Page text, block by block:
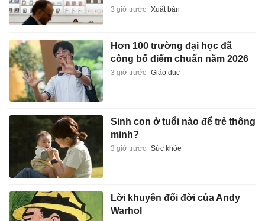
3 giờ trước Xuất bản
Hơn 100 trường đại học đã
công bố điểm chuẩn năm 2026
3 giờ trước Giáo dục
Sinh con ở tuổi nào để trẻ thông
minh?
3 giờ trước Sức khỏe
Lời khuyên đổi đời của Andy
Warhol